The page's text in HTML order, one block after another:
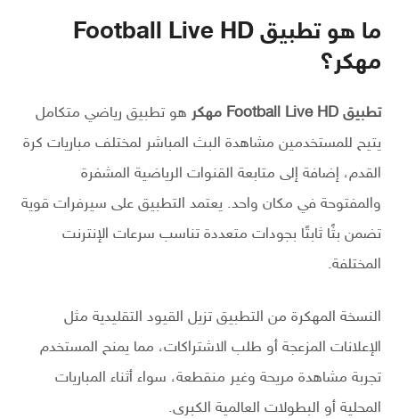
ما هو تطبيق Football Live HD
مهكر؟
تطبيق Football Live HD مهكر
هو تطبيق رياضي متكامل
يتيح للمستخدمين مشاهدة البث المباشر لمختلف مباريات كرة
القدم، إضافة إلى متابعة القنوات الرياضية المشفرة
والمفتوحة في مكان واحد. يعتمد التطبيق على سيرفرات قوية
تضمن بثًا ثابتًا بجودات متعددة تناسب سرعات الإنترنت
المختلفة.
النسخة المهكرة من التطبيق تزيل القيود التقليدية مثل
الإعلانات المزعجة أو طلب الاشتراكات، مما يمنح المستخدم
تجربة مشاهدة مريحة وغير منقطعة، سواء أثناء المباريات
المحلية أو البطولات العالمية الكبرى.